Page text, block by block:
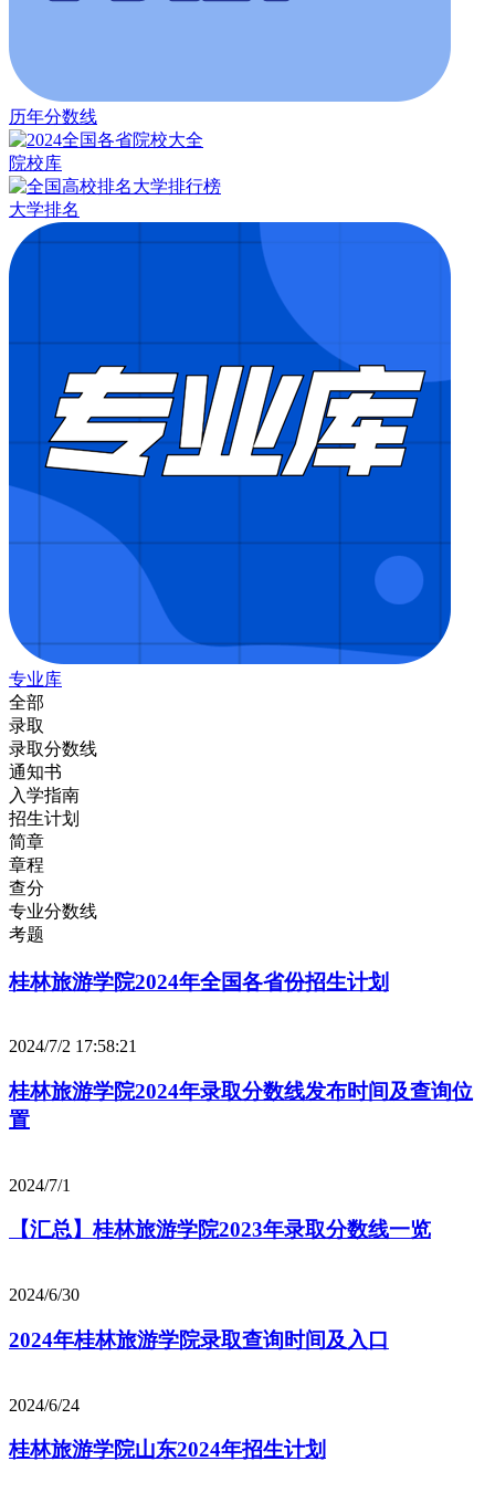
历年分数线
院校库
大学排名
专业库
全部
录取
录取分数线
通知书
入学指南
招生计划
简章
章程
查分
专业分数线
考题
桂林旅游学院2024年全国各省份招生计划
2024/7/2 17:58:21
桂林旅游学院2024年录取分数线发布时间及查询位
置
2024/7/1
【汇总】桂林旅游学院2023年录取分数线一览
2024/6/30
2024年桂林旅游学院录取查询时间及入口
2024/6/24
桂林旅游学院山东2024年招生计划